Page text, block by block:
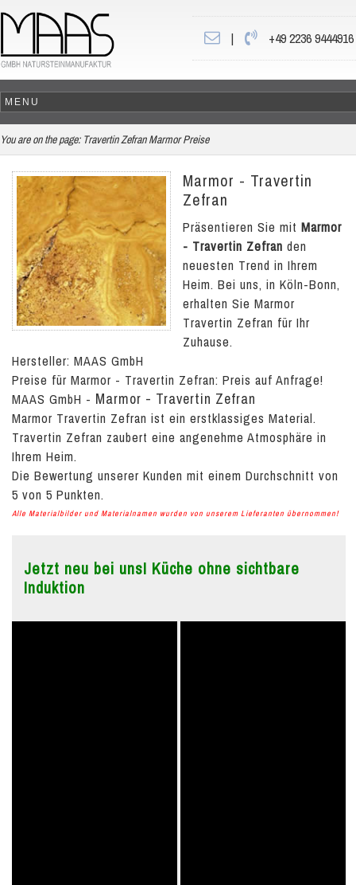
| +49 2236 9444916
You are on the page: Travertin Zefran Marmor Preise
Marmor - Travertin
Zefran
Präsentieren Sie mit Marmor
- Travertin Zefran den
neuesten Trend in Ihrem
Heim. Bei uns, in Köln-Bonn,
erhalten Sie Marmor
Travertin Zefran für Ihr
Zuhause.
Hersteller: MAAS GmbH
Preise für Marmor - Travertin Zefran: Preis auf Anfrage!
MAAS GmbH - Marmor - Travertin Zefran
Marmor Travertin Zefran ist ein erstklassiges Material.
Travertin Zefran zaubert eine angenehme Atmosphäre in
Ihrem Heim.
Die Bewertung unserer Kunden mit einem Durchschnitt von
5 von 5 Punkten.
Alle Materialbilder und Materialnamen wurden von unserem Lieferanten übernommen!
Jetzt neu bei uns! Küche ohne sichtbare
Induktion